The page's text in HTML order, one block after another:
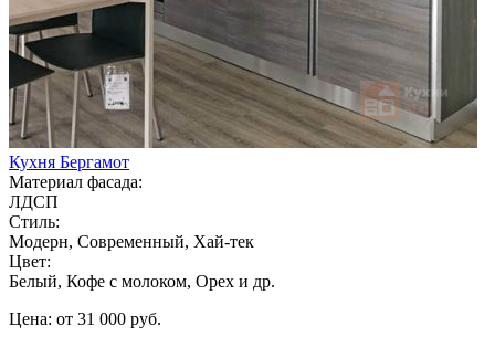
Кухня Бергамот
Материал фасада:
ЛДСП
Стиль:
Модерн, Современный, Хай-тек
Цвет:
Белый, Кофе с молоком, Орех и др.
Цена: от 31 000 руб.